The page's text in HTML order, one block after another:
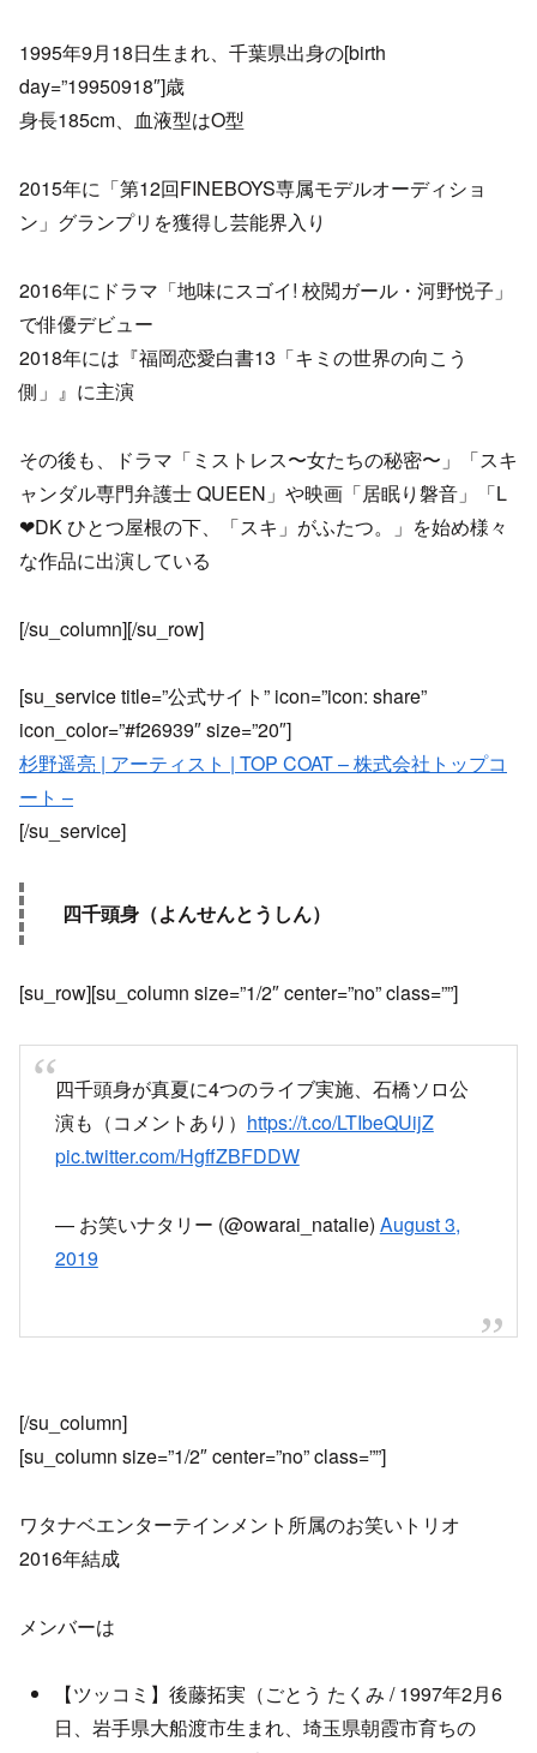
1995年9月18日生まれ、千葉県出身の[birth
day=”19950918″]歳
身長185cm、血液型はO型
2015年に「第12回FINEBOYS専属モデルオーディショ
ン」グランプリを獲得し芸能界入り
2016年にドラマ「地味にスゴイ! 校閲ガール・河野悦子」
で俳優デビュー
2018年には『福岡恋愛白書13「キミの世界の向こう
側」』に主演
その後も、ドラマ「ミストレス〜女たちの秘密〜」「スキ
ャンダル専門弁護士 QUEEN」や映画「居眠り磐音」「L
❤︎DK ひとつ屋根の下、「スキ」がふたつ。」を始め様々
な作品に出演している
[/su_column][/su_row]
[su_service title=”公式サイト” icon=”icon: share”
icon_color=”#f26939″ size=”20″]
杉野遥亮 | アーティスト | TOP COAT – 株式会社トップコ
ート –
[/su_service]
四千頭身（よんせんとうしん）
[su_row][su_column size=”1/2″ center=”no” class=””]
四千頭身が真夏に4つのライブ実施、石橋ソロ公
演も（コメントあり） https://t.co/LTIbeQUijZ
pic.twitter.com/HgffZBFDDW
— お笑いナタリー (@owarai_natalie) August 3,
2019
[/su_column]
[su_column size=”1/2″ center=”no” class=””]
ワタナベエンターテインメント所属のお笑いトリオ
2016年結成
メンバーは
【ツッコミ】後藤拓実（ごとう たくみ / 1997年2月6
日、岩手県大船渡市生まれ、埼玉県朝霞市育ちの